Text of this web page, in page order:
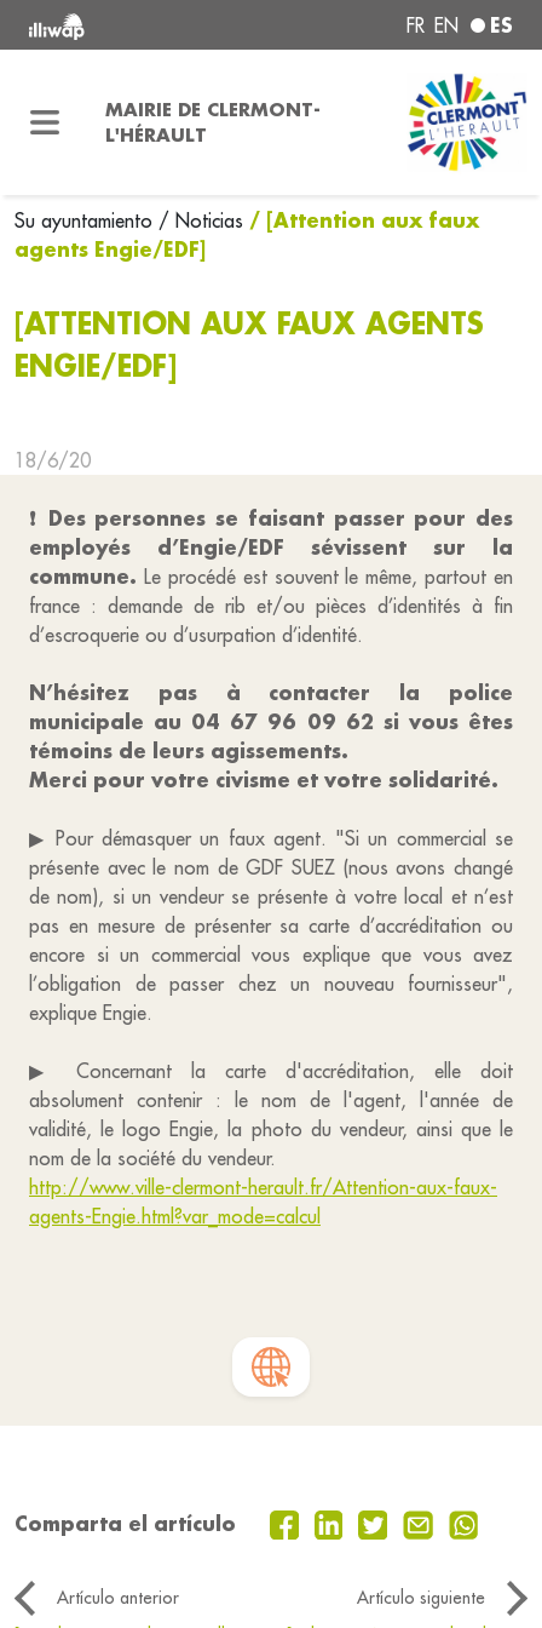
FR EN ES
MAIRIE DE CLERMONT-
L'HÉRAULT
Su ayuntamiento / Noticias / [Attention aux faux
agents Engie/EDF]
[ATTENTION AUX FAUX AGENTS
ENGIE/EDF]
18/6/20
❗ Des personnes se faisant passer pour des
employés d’Engie/EDF sévissent sur la
commune. Le procédé est souvent le même, partout en
france : demande de rib et/ou pièces d’identités à fin
d’escroquerie ou d’usurpation d’identité.
N’hésitez pas à contacter la police
municipale au 04 67 96 09 62 si vous êtes
témoins de leurs agissements.
Merci pour votre civisme et votre solidarité.
▶ Pour démasquer un faux agent. "Si un commercial se
présente avec le nom de GDF SUEZ (nous avons changé
de nom), si un vendeur se présente à votre local et n’est
pas en mesure de présenter sa carte d’accréditation ou
encore si un commercial vous explique que vous avez
l’obligation de passer chez un nouveau fournisseur",
explique Engie.
▶ Concernant la carte d'accréditation, elle doit
absolument contenir : le nom de l'agent, l'année de
validité, le logo Engie, la photo du vendeur, ainsi que le
nom de la société du vendeur.
http://www.ville-clermont-herault.fr/Attention-aux-faux-
agents-Engie.html?var_mode=calcul
Comparta el artículo
Artículo anterior
Artículo siguiente